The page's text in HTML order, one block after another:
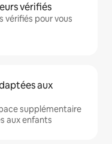
vérifiés
vérifiés pour vous
aux
supplémentaire
aux enfants